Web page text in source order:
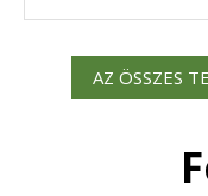
AZ ÖSSZES